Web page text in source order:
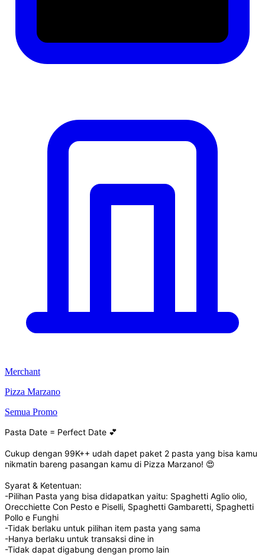
Merchant
Pizza Marzano
Semua Promo
Pasta Date = Perfect Date 💕
Cukup dengan 99K++ udah dapet paket 2 pasta yang bisa kamu
nikmatin bareng pasangan kamu di Pizza Marzano! 😍
Syarat & Ketentuan:
-Pilihan Pasta yang bisa didapatkan yaitu: Spaghetti Aglio olio,
Orecchiette Con Pesto e Piselli, Spaghetti Gambaretti, Spaghetti
Pollo e Funghi
-Tidak berlaku untuk pilihan item pasta yang sama
-Hanya berlaku untuk transaksi dine in
-Tidak dapat digabung dengan promo lain